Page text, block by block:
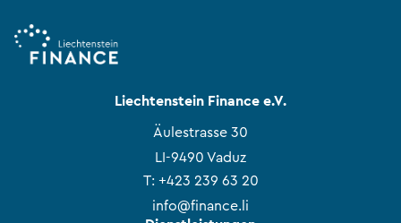
Liechtenstein Finance e.V.
Äulestrasse 30
LI-9490 Vaduz
T: +423 239 63 20
info@finance.li